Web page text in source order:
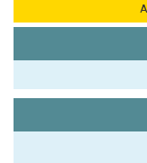
(En
soit publié sur le